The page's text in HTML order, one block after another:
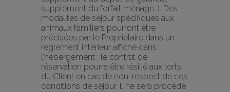
supplément du forfait ménage…). Des
modalités de séjour spécifiques aux
animaux familiers pourront être
précisées par le Propriétaire dans un
règlement intérieur affiché dans
l’hébergement : le contrat de
réservation pourra être résilié aux torts
du Client en cas de non-respect de ces
conditions de séjour. Il ne sera procédé